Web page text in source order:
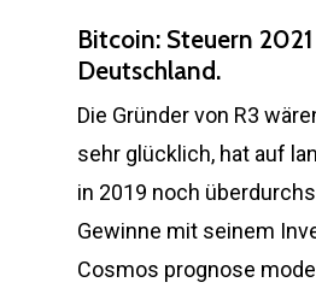
Bitcoin: Steuern
Deutschland.
Die Gründer von R3
sehr glücklich, hat auf
in 2019 noch
Gewinne mit seinem
Cosmos prognose